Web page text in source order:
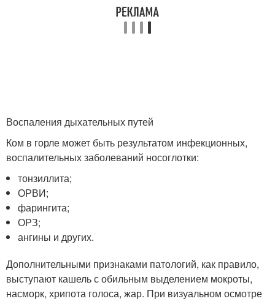
Воспаления дыхательных путей
Ком в горле может быть результатом инфекционных,
воспалительных заболеваний носоглотки:
тонзиллита;
ОРВИ;
фарингита;
ОРЗ;
ангины и других.
Дополнительными признаками патологий, как правило,
выступают кашель с обильным выделением мокроты,
насморк, хрипота голоса, жар. При визуальном осмотре